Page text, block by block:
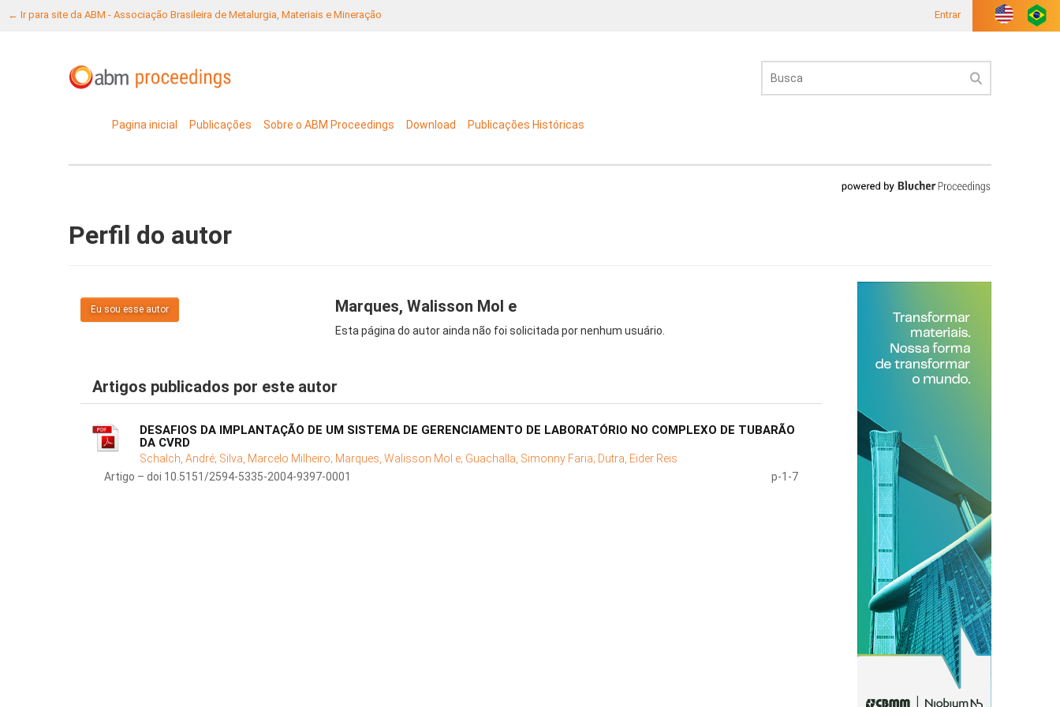
← Ir para site da ABM - Associação Brasileira de Metalurgia, Materiais e Mineração Entrar
Pagina inicial Publicações Sobre o ABM Proceedings Download Publicações Históricas
Perfil do autor
Eu sou esse autor Marques, Walisson Mol e
Esta página do autor ainda não foi solicitada por nenhum usuário.
Artigos publicados por este autor
DESAFIOS DA IMPLANTAÇÃO DE UM SISTEMA DE GERENCIAMENTO DE LABORATÓRIO NO COMPLEXO DE TUBARÃO
DA CVRD
Schalch, André; Silva, Marcelo Milheiro; Marques, Walisson Mol e; Guachalla, Simonny Faria; Dutra, Eider Reis
Artigo – doi 10.5151/2594-5335-2004-9397-0001
p-1-7